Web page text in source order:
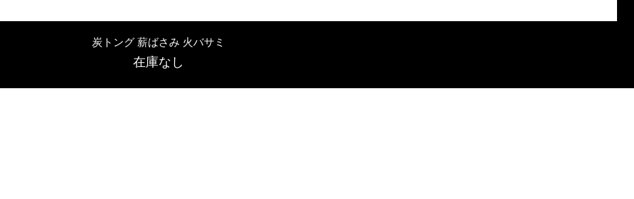
クイックビュー
炭トング 薪ばさみ 火バサミ
在庫なし